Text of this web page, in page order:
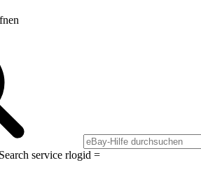
Search service rlogid =